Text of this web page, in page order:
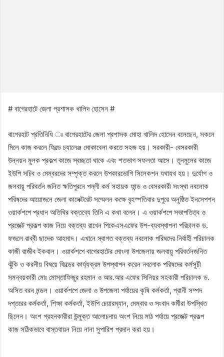
# বাগেরহাটে জেলা প্রশাসক খালিদ হোসেন #
বাগেরহাট প্রতিনিধি ঃ বাগেরহাটের জেলা প্রশাসক মোহা খালিদ হোসেন বলেছেন, সকলে
মিলে কাজ করলে ফিল্ডে চ্যালেঞ্জ মোকাবেলা করতে সহজ হয়। সরকারী- বেসরকারী
উন্নয়ন মুলক প্রকল্প কাজে স্বচ্ছতা থাকে এবং শতভাগ সফলতা আসে। তৃনমুলের কাজে
ইউপি সচিব ও মেম্বরদের সম্পৃক্ত করলে উপকারভোগি সিলেকশন যথাযথ হয়। দুর্যোগ ও
জলবায়ু পরিবর্তন জনিত ক্ষতিপুরনে পল্লী কর্ম সহায়ক ফান্ড ও বেসরকারী সংস্থা নবলোক
পরিষদের আয়োজনে জেলা কালেক্টরেট সম্মেলন কক্ষে বৃহস্পতিবার দুপুরে অনুষ্ঠিত ইনসেপশন
ওয়ার্কশপে প্রধান অতিথির বক্তব্যে তিনি এ কথা বলেন। এ ওয়ার্কশপে সভাপতিত্ব ও
প্রজেক্ট প্রকল্প কাজ নিয়ে বক্তব্য রাখেন পিকেএসএফের উপ-ব্যবস্থাপনা পরিচালক ড.
ফজলে রাব্বী ছাদেক আহমাদ। এখানে স্বাগত বক্তব্য নবলোক পরিষদের নির্বাহী পরিচালক
কাজী রাজীব ইকবাল। ওয়ার্কশপে বাগেরহাটের মোংলা উপজেলায় জলবায়ু পরিবর্তনজনিত
ঝুঁকি ও করনীয় বিষয়ে ফিল্ডের কার্য্যক্রম উপস্থাপন করেন নবলোক পরিষদের কর্মসুচী
সমন্বয়কারী মোঃ মোস্তাফিজুর রহমান ও আর.আর এফের সিনিয়র সহকারী পরিচালক ড.
অসিত বরন মন্ডল। ওয়ার্কশপে জেলা ও উপজেলা পর্যায়ের কৃষি কর্মকর্তা, প্রানী সম্পদ
দপ্তরের কর্মকর্তা, শিক্ষা কর্মকর্তা, ইউপি চেয়ারম্যান, মেম্বার ও সংবাদ কর্মীরা উপস্থিত
ছিলেন। অংশ গ্রহনকারীরা উন্মুক্ত আলোচনায় অংশ নিয়ে মাঠ পর্যায়ে প্রজেক্ট প্রকল্প
কাজ সঠিকভাবে বাস্তবায়ন নিয়ে নানা সুপারিশ প্রদান করা হয়।